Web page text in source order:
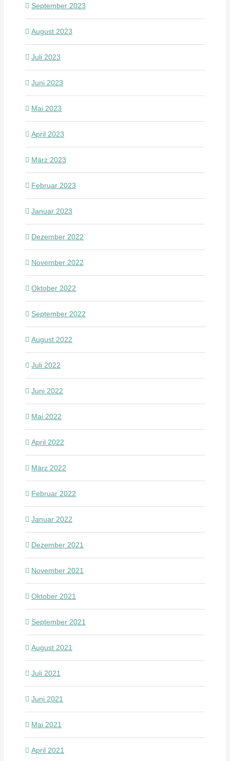
September 2023
August 2023
Juli 2023
Juni 2023
Mai 2023
April 2023
März 2023
Februar 2023
Januar 2023
Dezember 2022
November 2022
Oktober 2022
September 2022
August 2022
Juli 2022
Juni 2022
Mai 2022
April 2022
März 2022
Februar 2022
Januar 2022
Dezember 2021
November 2021
Oktober 2021
September 2021
August 2021
Juli 2021
Juni 2021
Mai 2021
April 2021